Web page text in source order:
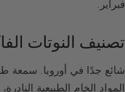
فبراير.
تصنيف النوتات
شائع جدًا في أوروبا. سمعة
المواد الخام الطبيعية